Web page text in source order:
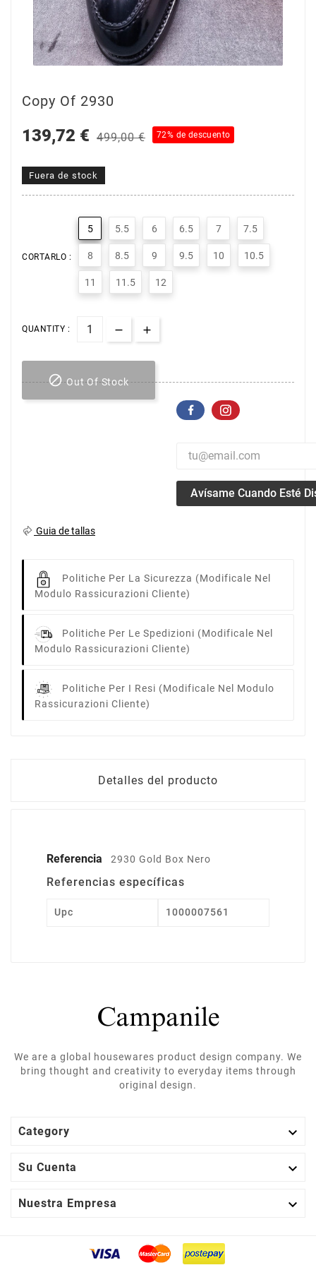
Copy Of 2930
139,72 € 499,00 € 72% de descuento
Fuera de stock
CORTARLO :
5 5.5 6 6.5 7 7.5
8 8.5 9 9.5 10 10.5
11 11.5 12
QUANTITY :
 Out Of Stock
Avísame Cuando Esté
Guia de tallas
Politiche Per La Sicurezza (modificale Nel
Modulo Rassicurazioni Cliente)
Politiche Per Le Spedizioni (modificale Nel
Modulo Rassicurazioni Cliente)
Politiche Per I Resi (modificale Nel Modulo
Rassicurazioni Cliente)
Detalles del producto
Referencia 2930 Gold Box Nero
Referencias específicas
Upc 1000007561
We are a global housewares product design company. We
bring thought and creativity to everyday items through
original design.
Category 
Su Cuenta 
Nuestra Empresa 